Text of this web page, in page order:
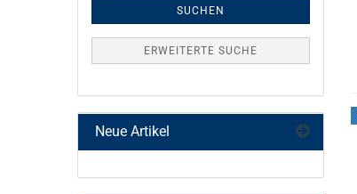
SUCHEN
ERWEITERTE SUCHE
Neue Artikel